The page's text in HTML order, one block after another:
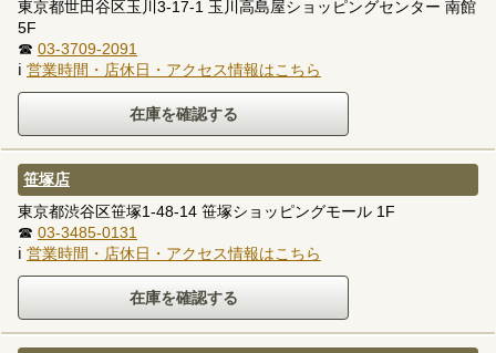
東京都世田谷区玉川3-17-1 玉川高島屋ショッピングセンター 南館
5F
☎ 03-3709-2091
ℹ 営業時間・店休日・アクセス情報はこちら
笹塚店
東京都渋谷区笹塚1-48-14 笹塚ショッピングモール 1F
☎ 03-3485-0131
ℹ 営業時間・店休日・アクセス情報はこちら